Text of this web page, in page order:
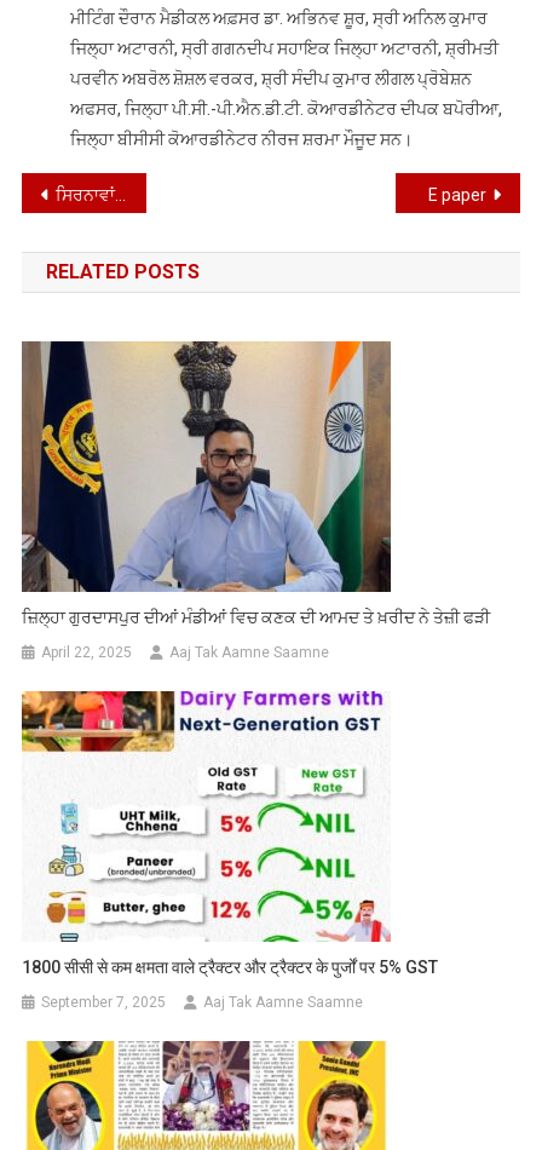
ਮੀਟਿੰਗ ਦੌਰਾਨ ਮੈਡੀਕਲ ਅਫ਼ਸਰ ਡਾ. ਅਭਿਨਵ ਸ਼ੂਰ, ਸ੍ਰੀ ਅਨਿਲ ਕੁਮਾਰ
ਜਿਲ੍ਹਾ ਅਟਾਰਨੀ, ਸ੍ਰੀ ਗਗਨਦੀਪ ਸਹਾਇਕ ਜਿਲ੍ਹਾ ਅਟਾਰਨੀ, ਸ਼੍ਰੀਮਤੀ
ਪਰਵੀਨ ਅਬਰੋਲ ਸ਼ੋਸ਼ਲ ਵਰਕਰ, ਸ਼੍ਰੀ ਸੰਦੀਪ ਕੁਮਾਰ ਲੀਗਲ ਪ੍ਰੋਬੇਸ਼ਨ
ਅਫਸਰ, ਜਿਲ੍ਹਾ ਪੀ.ਸੀ.-ਪੀ.ਐਨ.ਡੀ.ਟੀ. ਕੋਆਰਡੀਨੇਟਰ ਦੀਪਕ ਬਪੋਰੀਆ,
ਜਿਲ੍ਹਾ ਬੀਸੀਸੀ ਕੋਆਰਡੀਨੇਟਰ ਨੀਰਜ ਸ਼ਰਮਾ ਮੌਜੂਦ ਸਨ।
Post
navigation
ਸਿਰਨਾਵਾਂ’ ਕਾਵਿ ਸੰਗ੍ਰਹਿ ਦਾ ਭਾਸ਼ਾ ਵਿਭਾਗ ਵੱਲੋਂ ਲੋਕ-ਅਰਪਣ ਅਤੇ ਗੋਸ਼ਟੀ E paper
RELATED POSTS
ਜ਼ਿਲ੍ਹਾ ਗੁਰਦਾਸਪੁਰ ਦੀਆਂ ਮੰਡੀਆਂ ਵਿਚ ਕਣਕ ਦੀ ਆਮਦ ਤੇ ਖ਼ਰੀਦ ਨੇ ਤੇਜ਼ੀ ਫੜੀ
April 22, 2025 Aaj Tak Aamne Saamne
1800 सीसी से कम क्षमता वाले ट्रैक्टर और ट्रैक्टर के पुर्जों पर 5% GST
September 7, 2025 Aaj Tak Aamne Saamne